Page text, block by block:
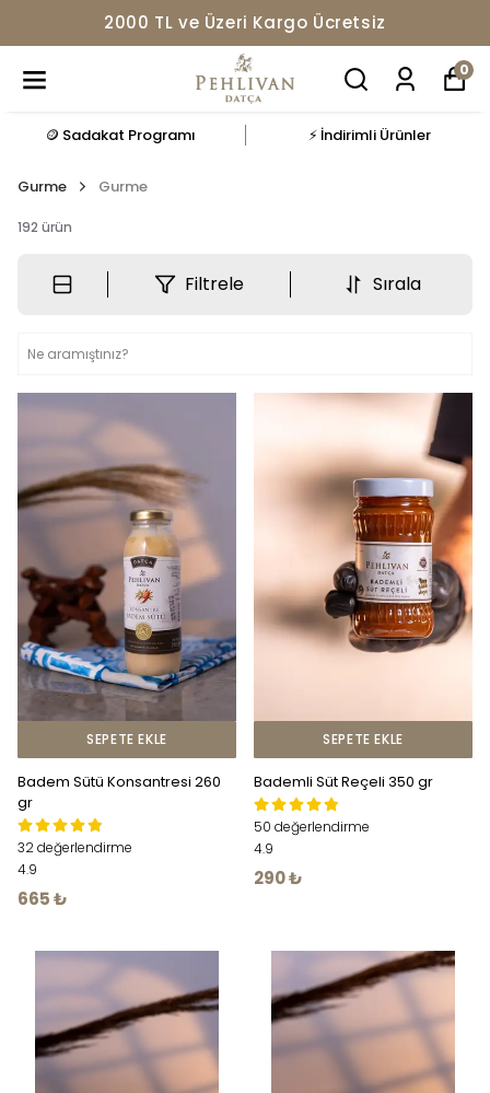
Datça'dan %100 Doğal Ürünler
0
🪙 Sadakat Programı ⚡ İndirimli Ürünler
Gurme Gurme
192 ürün
Filtrele Sırala
SEPETE EKLE
Badem Sütü Konsantresi 260
gr
32 değerlendirme
4.9
665 ₺
SEPETE EKLE
Bademli Süt Reçeli 350 gr
50 değerlendirme
4.9
290 ₺